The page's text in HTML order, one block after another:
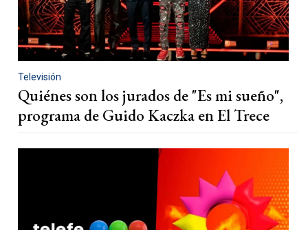
Televisión
Quiénes son los jurados de "Es mi sueño",
programa de Guido Kaczka en El Trece